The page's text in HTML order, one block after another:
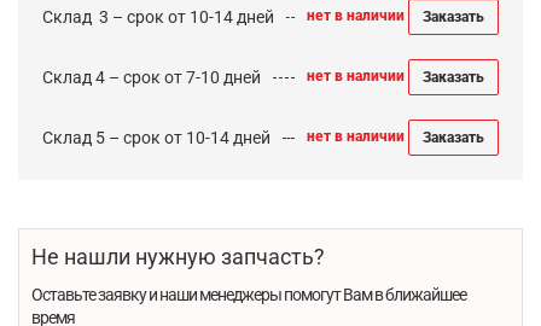
Cклад 3 – срок от 10-14 дней нет в наличии Заказать
Склад 4 – срок от 7-10 дней нет в наличии Заказать
Склад 5 – срок от 10-14 дней нет в наличии Заказать
Не нашли нужную запчасть?
Оставьте заявку и наши менеджеры помогут Вам в ближайшее
время